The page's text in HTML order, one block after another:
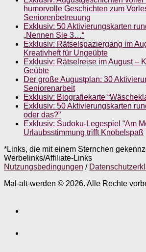
humorvolle Geschichten zum
Seniorenbetreuung
Exklusiv: 50 Aktivierungskarten
„Nennen Sie 3…“
Exklusiv: Rätselspaziergang im
Kreativheft für Ungeübte
Exklusiv: Rätselreise im August –
Geübte
Der große Augustplan: 30
Seniorenarbeit
Exklusiv: Biografiekarte
Exklusiv: 50 Aktivierungskarten
oder das?”
Exklusiv: Sudoku-Legespiel “Am
Urlaubsstimmung trifft Knobelspaß
*Links, die mit einem Sternchen
Werbelinks/Affiliate-Links
Nutzungsbedingungen /
Mal-alt-werden © 2026. Alle Rechte